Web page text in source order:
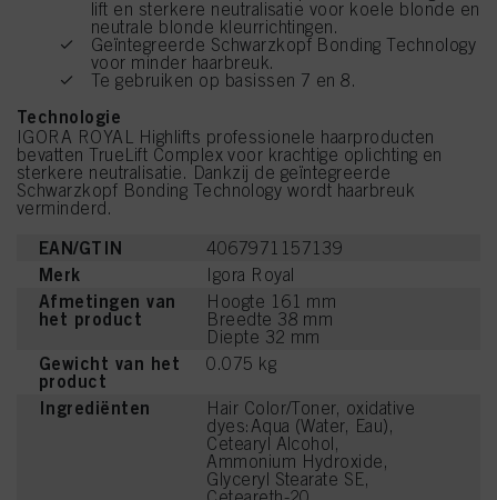
lift en sterkere neutralisatie voor koele blonde en
neutrale blonde kleurrichtingen.
Geïntegreerde Schwarzkopf Bonding Technology
voor minder haarbreuk.
Te gebruiken op basissen 7 en 8.
Technologie
IGORA ROYAL Highlifts professionele haarproducten
bevatten TrueLift Complex voor krachtige oplichting en
sterkere neutralisatie. Dankzij de geïntegreerde
Schwarzkopf Bonding Technology wordt haarbreuk
verminderd.
EAN/GTIN 4067971157139
Merk Igora Royal
Afmetingen van
het product
Hoogte 161 mm
Breedte 38 mm
Diepte 32 mm
Gewicht van het
product
0.075 kg
Ingrediënten
Hair Color/Toner, oxidative
dyes:Aqua (Water, Eau),
Cetearyl Alcohol,
Ammonium Hydroxide,
Glyceryl Stearate SE,